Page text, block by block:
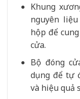
Khung
nguyên
hộp để
cửa.
Bộ đóng
dụng để tự
và hiệu quả